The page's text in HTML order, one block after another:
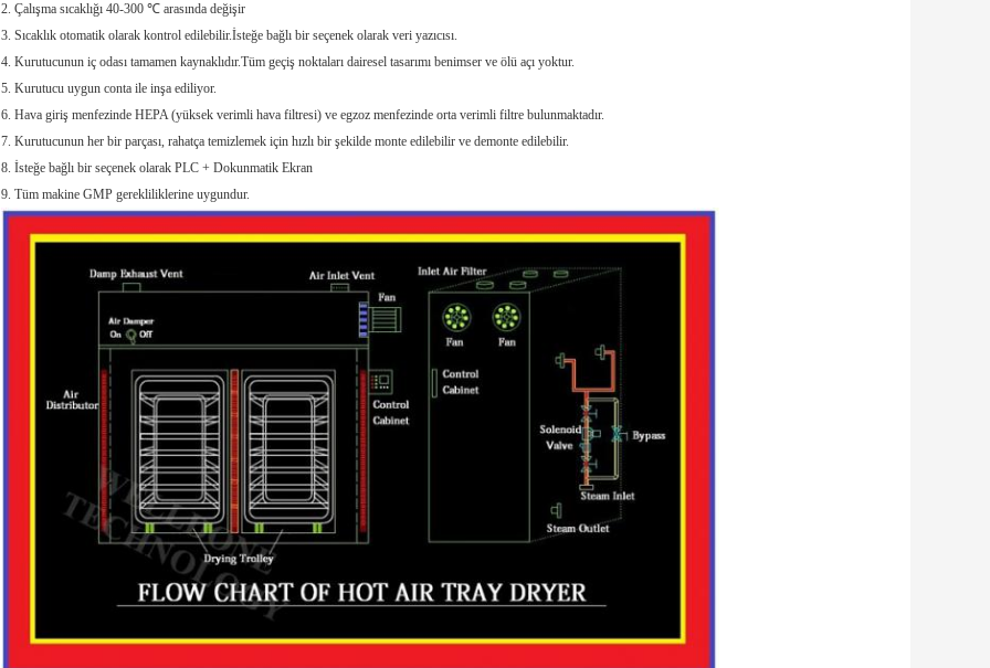
2. Çalışma sıcaklığı 40-300 ℃ arasında değişir
3. Sıcaklık otomatik olarak kontrol edilebilir.İsteğe bağlı bir seçenek olarak veri yazıcısı.
4. Kurutucunun iç odası tamamen kaynaklıdır.Tüm geçiş noktaları dairesel tasarımı benimser ve ölü açı yoktur.
5. Kurutucu uygun conta ile inşa ediliyor.
6. Hava giriş menfezinde HEPA (yüksek verimli hava filtresi) ve egzoz menfezinde orta verimli filtre bulunmaktadır.
7. Kurutucunun her bir parçası, rahatça temizlemek için hızlı bir şekilde monte edilebilir ve demonte edilebilir.
8. İsteğe bağlı bir seçenek olarak PLC + Dokunmatik Ekran
9. Tüm makine GMP gerekliliklerine uygundur.